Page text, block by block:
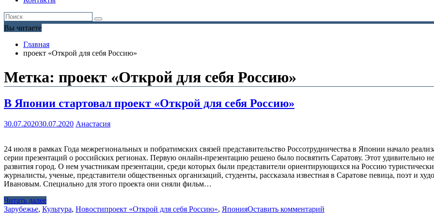
Вы читаете
Главная
проект «Открой для себя Россию»
Метка: проект «Открой для себя Россию»
В Японии стартовал проект «Открой для себя Россию»
30.07.202030.07.2020 Анастасия
24 июля в рамках Года межрегиональных и побратимских связей представительство Россотрудничества в Японии начало
серии презентаций о российских регионах. Первую онлайн-презентацию решено было посвятить Саратову. Этот
развития город. О нем участникам презентации, среди которых были представители ориентирующихся на Россию
журналисты, ученые, представители общественных организаций, студенты, рассказала известная в Саратове певица, поэт и
Ивановым. Специально для этого проекта они сняли фильм…
Читать далее
Зарубежье, Культура, Новостипроект «Открой для себя Россию», ЯпонияОставить комментарий